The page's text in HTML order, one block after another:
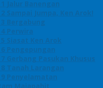
Jalur Banengan
Sampai Jumpa, Ken Arok!
3 Bergabung
Perwira
5 Siasat Ken Arok
6 Pengepungan
7 Gerbang Pasukan Khusus
8 Tanah Larangan
9 Penyelamatan
Majapahit